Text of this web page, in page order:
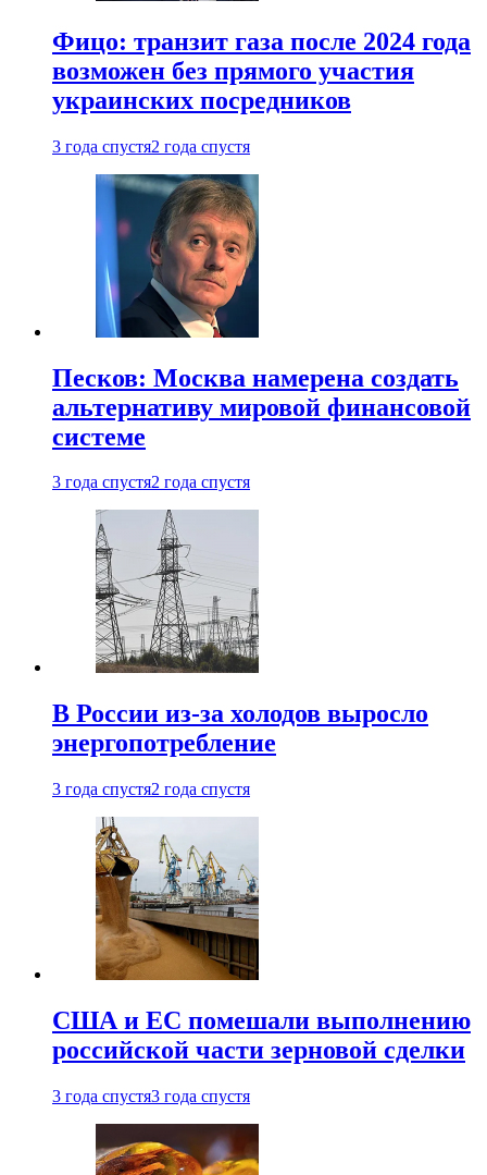
Фицо: транзит газа после 2024 года
возможен без прямого участия
украинских посредников
3 года спустя2 года спустя
Песков: Москва намерена создать
альтернативу мировой финансовой
системе
3 года спустя2 года спустя
В России из-за холодов выросло
энергопотребление
3 года спустя2 года спустя
США и ЕС помешали выполнению
российской части зерновой сделки
3 года спустя3 года спустя